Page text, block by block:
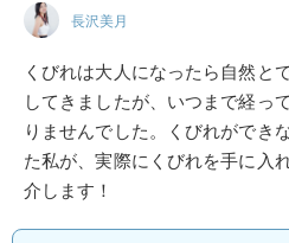
長沢美月
くびれは大人になったら自然と
してきましたが、いつまで経っ
りませんでした。くびれができ
た私が、実際にくびれを手に入
介します！